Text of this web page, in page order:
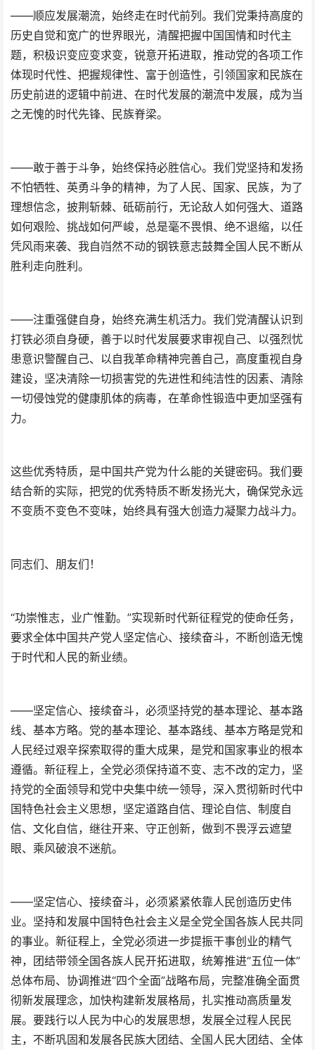
——顺应发展潮流，始终走在时代前列。我们党秉持高度的
历史自觉和宽广的世界眼光，清醒把握中国国情和时代主
题，积极识变应变求变，锐意开拓进取，推动党的各项工作
体现时代性、把握规律性、富于创造性，引领国家和民族在
历史前进的逻辑中前进、在时代发展的潮流中发展，成为当
之无愧的时代先锋、民族脊梁。
——敢于善于斗争，始终保持必胜信心。我们党坚持和发扬
不怕牺牲、英勇斗争的精神，为了人民、国家、民族，为了
理想信念，披荆斩棘、砥砺前行，无论敌人如何强大、道路
如何艰险、挑战如何严峻，总是毫不畏惧、绝不退缩，以任
凭风雨来袭、我自岿然不动的钢铁意志鼓舞全国人民不断从
胜利走向胜利。
——注重强健自身，始终充满生机活力。我们党清醒认识到
打铁必须自身硬，善于以时代发展要求审视自己、以强烈忧
患意识警醒自己、以自我革命精神完善自己，高度重视自身
建设，坚决清除一切损害党的先进性和纯洁性的因素、清除
一切侵蚀党的健康肌体的病毒，在革命性锻造中更加坚强有
力。
这些优秀特质，是中国共产党为什么能的关键密码。我们要
结合新的实际，把党的优秀特质不断发扬光大，确保党永远
不变质不变色不变味，始终具有强大创造力凝聚力战斗力。
同志们、朋友们！
“功崇惟志，业广惟勤。”实现新时代新征程党的使命任务，
要求全体中国共产党人坚定信心、接续奋斗，不断创造无愧
于时代和人民的新业绩。
——坚定信心、接续奋斗，必须坚持党的基本理论、基本路
线、基本方略。党的基本理论、基本路线、基本方略是党和
人民经过艰辛探索取得的重大成果，是党和国家事业的根本
遵循。新征程上，全党必须保持道不变、志不改的定力，坚
持党的全面领导和党中央集中统一领导，深入贯彻新时代中
国特色社会主义思想，坚定道路自信、理论自信、制度自
信、文化自信，继往开来、守正创新，做到不畏浮云遮望
眼、乘风破浪不迷航。
——坚定信心、接续奋斗，必须紧紧依靠人民创造历史伟
业。坚持和发展中国特色社会主义是全党全国各族人民共同
的事业。新征程上，全党必须进一步提振干事创业的精气
神，团结带领全国各族人民开拓进取，统筹推进“五位一体”
总体布局、协调推进“四个全面”战略布局，完整准确全面贯
彻新发展理念，加快构建新发展格局，扎实推动高质量发
展。要践行以人民为中心的发展思想，发展全过程人民民
主，不断巩固和发展各民族大团结、全国人民大团结、全体